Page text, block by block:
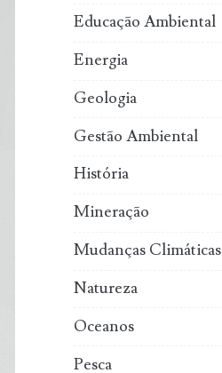
Educação Ambiental
Energia
Geologia
Gestão Ambiental
História
Mineração
Mudanças Climáticas
Natureza
Oceanos
Pesca